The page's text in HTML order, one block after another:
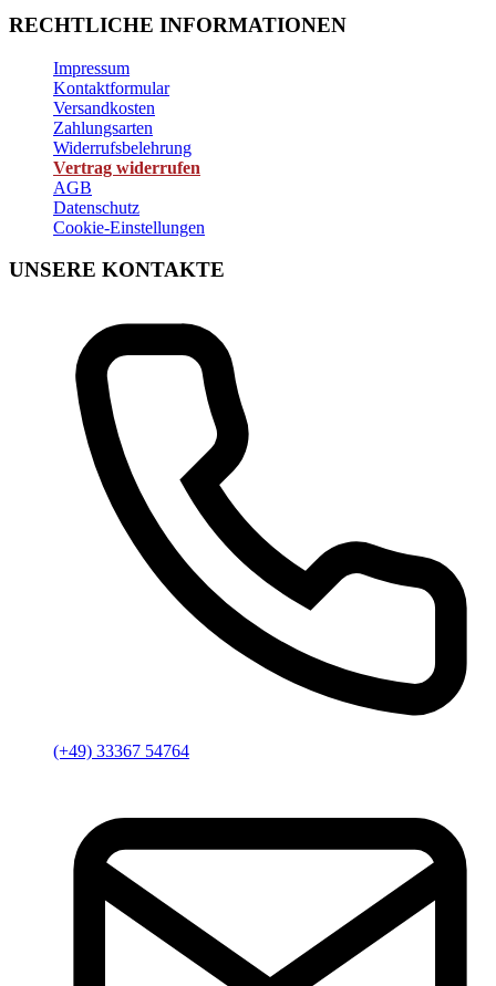
RECHTLICHE INFORMATIONEN
Impressum
Kontaktformular
Versandkosten
Zahlungsarten
Widerrufsbelehrung
Vertrag widerrufen
AGB
Datenschutz
Cookie-Einstellungen
UNSERE KONTAKTE
(+49) 33367 54764